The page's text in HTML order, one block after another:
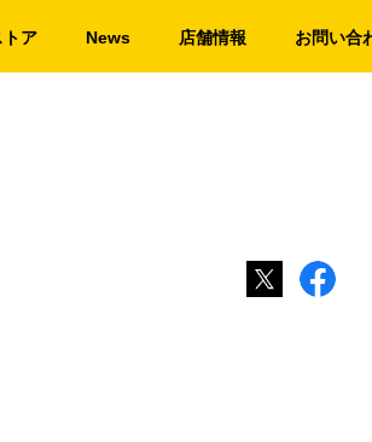
トア News 店舗情報 お問い合